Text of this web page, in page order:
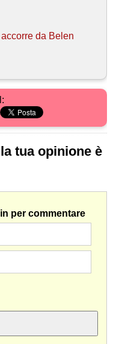
da Belen
tua opinione è
per commentare